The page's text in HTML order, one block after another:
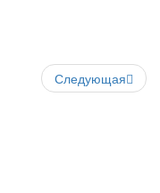
Следующая